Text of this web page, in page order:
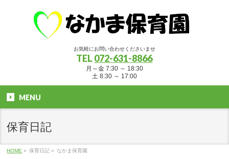
お気軽にお問い合わせくださいませ
TEL 072-631-8866
月～金 7:30 ～ 18:30
土 8:30 ～ 17:00
MENU
保育日記
HOME » 保育日記 » なかま保育園